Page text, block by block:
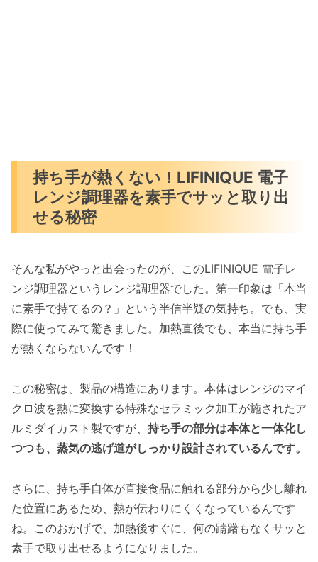
持ち手が熱くない！LIFINIQUE 電子
レンジ調理器を素手でサッと取り出
せる秘密
そんな私がやっと出会ったのが、このLIFINIQUE 電子レ
ンジ調理器というレンジ調理器でした。第一印象は「本当
に素手で持てるの？」という半信半疑の気持ち。でも、実
際に使ってみて驚きました。加熱直後でも、本当に持ち手
が熱くならないんです！
この秘密は、製品の構造にあります。本体はレンジのマイ
クロ波を熱に変換する特殊なセラミック加工が施されたア
ルミダイカスト製ですが、 持ち手の部分は本体と一体化し
つつも、蒸気の逃げ道がしっかり設計されているんです。
さらに、持ち手自体が直接食品に触れる部分から少し離れ
た位置にあるため、熱が伝わりにくくなっているんです
ね。このおかげで、加熱後すぐに、何の躊躇もなくサッと
素手で取り出せるようになりました。